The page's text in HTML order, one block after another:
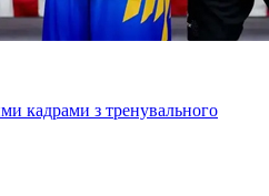
кадрами з тренувального